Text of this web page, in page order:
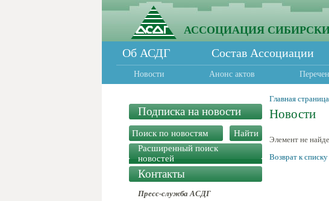
АССОЦИАЦИЯ
Об АСДГ Состав Ассоциации
Новости Анонс актов
Подписка на новости
Расширенный поиск
новостей
Контакты
Пресс-служба АСДГ
Главная страница
Новости
Элемент не
Возврат к